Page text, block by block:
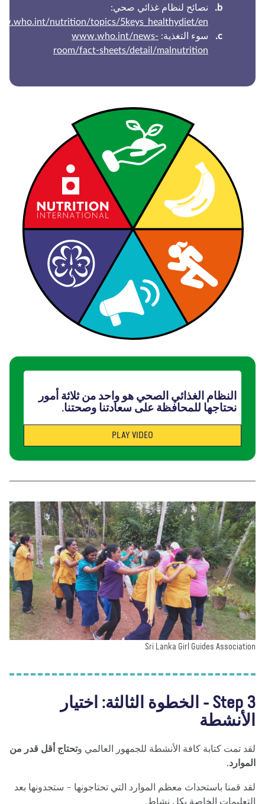
نصائح لنظام غذائي صحي:
www.who.int/nutrition/topics/5keys_healthydiet/en/
سوء التغذية:www.who.int/news-
room/fact-sheets/detail/malnutrition
النظام الغذائي الصحي هو واحد من ثلاثة أمور
نحتاجها للمحافظة على سعادتنا وصحتنا.
PLAY VIDEO
Sri Lanka Girl Guides
Step 3 - الخطوة الثالثة: اختيار
تمت كتابة كافة الأنشطة للجمهور العالمي وتحتاج أقل قدر من
.
قمنا باستحداث معظم الموارد التي تحتاجونها – ستجدونها بعد
الخاصة بكل نشاط.